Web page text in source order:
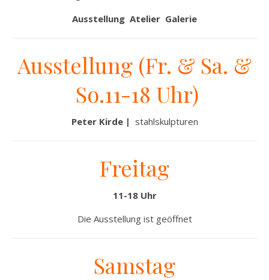
Ausstellung Atelier Galerie
Ausstellung (Fr. & Sa. &
So.11-18 Uhr)
Peter Kirde | stahlskulpturen
Freitag
11-18 Uhr
Die Ausstellung ist geöffnet
Samstag